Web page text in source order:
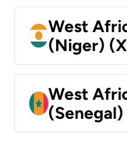
West
(Niger)
West